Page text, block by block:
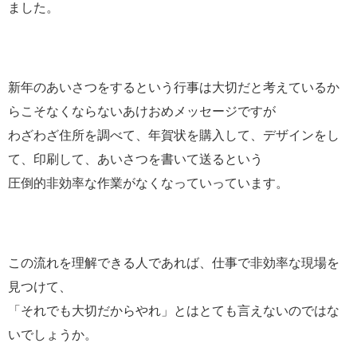
ました。
新年のあいさつをするという行事は大切だと考えているか
らこそなくならないあけおめメッセージですが
わざわざ住所を調べて、年賀状を購入して、デザインをし
て、印刷して、あいさつを書いて送るという
圧倒的非効率な作業がなくなっていっています。
この流れを理解できる人であれば、仕事で非効率な現場を
見つけて、
「それでも大切だからやれ」とはとても言えないのではな
いでしょうか。